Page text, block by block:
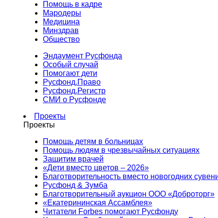
Помощь в кадре
Мародеры
Медицина
Минздрав
Общество
Эндаумент Русфонда
Особый случай
Помогают дети
Русфонд.Право
Русфонд.Регистр
СМИ о Русфонде
Проекты
Проекты
Помощь детям в больницах
Помощь людям в чрезвычайных ситуациях
Защитим врачей
«Дети вместо цветов – 2026»
Благотворительность вместо новогодних
Русфонд & Зумба
Благотворительный аукцион ООО «Доброторг»
«Екатерининская Ассамблея»
Читатели Forbes помогают Русфонду